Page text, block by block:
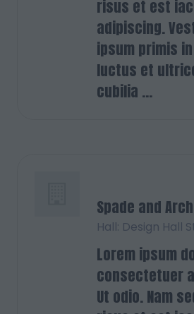
risus et est
adipiscing.
ipsum primis
luctus et
cubilia ...
Spade and
Hall: Design Hall
Lorem ipsum
consectetuer
Ut odio. Nam